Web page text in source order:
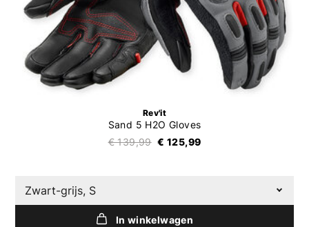
Rev'it
Sand 5 H2O Gloves
€ 139,99 € 125,99
Zwart-grijs, S
In winkelwagen